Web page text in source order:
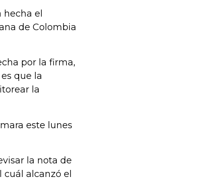
el
de Colombia
por la firma,
que la
la
este lunes
la nota de
alcanzó el